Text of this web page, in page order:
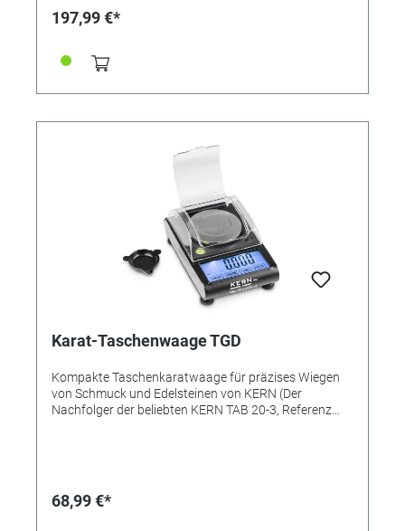
197,99 €*
Karat-Taschenwaage TGD
Kompakte Taschenkaratwaage für präzises Wiegen
von Schmuck und Edelsteinen von KERN (Der
Nachfolger der beliebten KERN TAB 20-3, Referenz
Bedienen und komfortables Ablesen • Klappdeckel als
68,99 €*